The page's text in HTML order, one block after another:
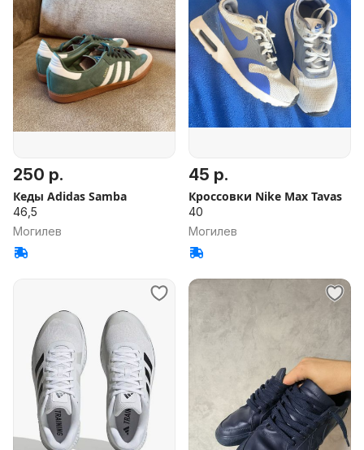
250 р.
Кеды Adidas Samba
46,5
Могилев
45 р.
Кроссовки Nike Max Tavas
40
Могилев